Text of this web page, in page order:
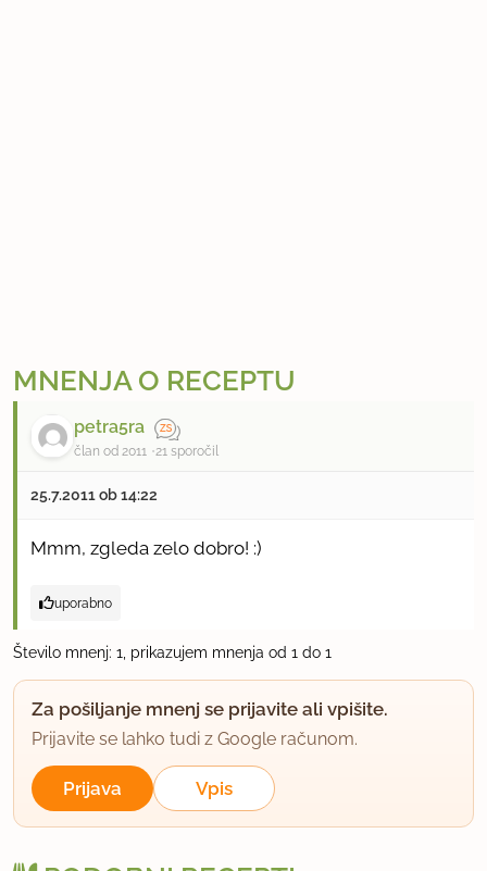
MNENJA O RECEPTU
petra5ra
član od 2011 21 sporočil
25.7.2011 ob 14:22
Mmm, zgleda zelo dobro! :)
uporabno
Število mnenj: 1, prikazujem mnenja od 1 do 1
Za pošiljanje mnenj se prijavite ali vpišite.
Prijavite se lahko tudi z Google računom.
Prijava Vpis